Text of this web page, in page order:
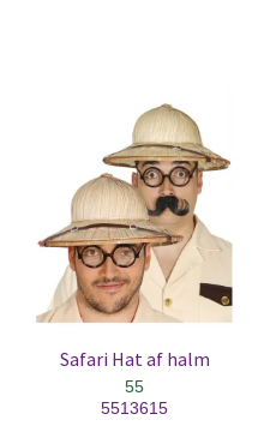
Safari Hat af halm
55
5513615